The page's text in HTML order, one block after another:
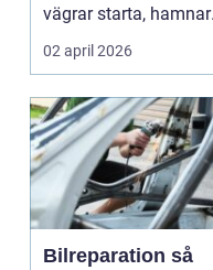
vägrar starta, hamnar
många i samma läge...
02 april 2026
Bilreparation så